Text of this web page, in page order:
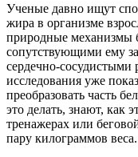
Ученые давно ищут
жира в организме
природные механизмы
сопутствующими ему
сердечно-
исследования уже
преобразовать часть
это делать, знают, как
тренажерах или
пару килограммов веса.